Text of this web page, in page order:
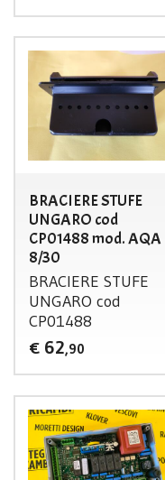
BRACIERE STUFE
UNGARO cod
CP01488 mod. AQA
8/30
BRACIERE STUFE
UNGARO cod
CP01488
€ 62,90